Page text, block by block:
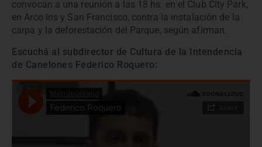
convocan a una reunión a las 18 hs. en el Club City Park,
en Arco Iris y San Francisco, contra la instalación de la
carpa y la deforestación del Parque, según afirman.
Escuchá al subdirector de Cultura de la Intendencia
de Canelones Federico Roquero: